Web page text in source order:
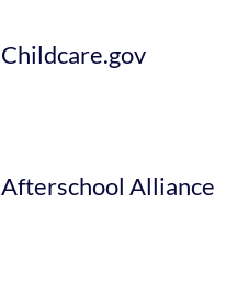
Childcare.gov
Afterschool Alliance